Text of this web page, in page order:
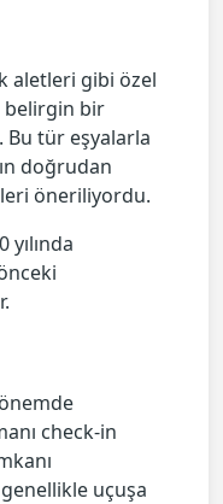
aletleri gibi özel
belirgin bir
Bu tür eşyalarla
doğrudan
öneriliyordu.
check-in
uçuşa